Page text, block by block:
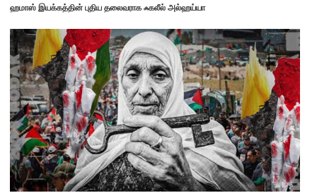
ஹமாஸ் இயக்கத்தின் புதிய தலைவராக ஃகலீல் அல்ஹய்யா